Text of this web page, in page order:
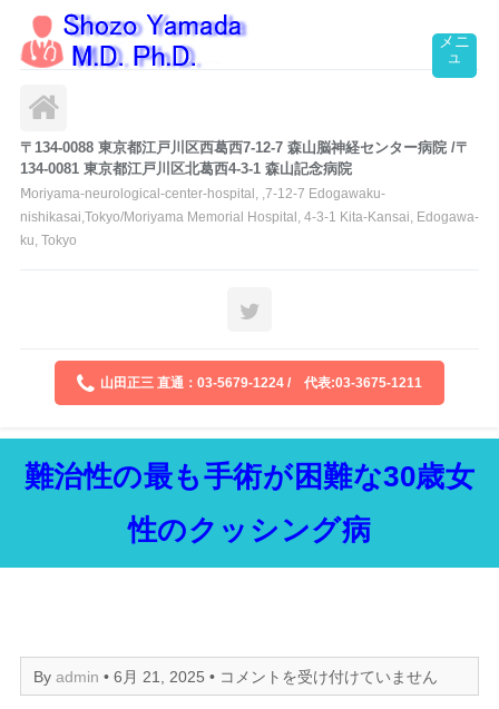
〒134-0088 東京都江戸川区西葛西7-12-7 森山脳神経センター病院 /〒
134-0081 東京都江戸川区北葛西4-3-1 森山記念病院
Ⅿoriyama-neurological-center-hospital, ,7-12-7 Edogawaku-
nishikasai,Tokyo/Moriyama Memorial Hospital, 4-3-1 Kita-Kansai, Edogawa-
ku, Tokyo
山田正三 直通：03-5679-1224 / 代表:03-3675-1211
難治性の最も手術が困難な30歳女
性のクッシング病
By admin • 6月 21, 2025 • 難
治
コメントを受け付けていません